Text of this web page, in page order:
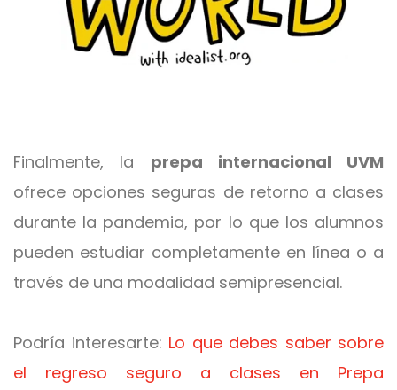
Finalmente, la prepa internacional UVM
ofrece opciones seguras de retorno a clases
durante la pandemia, por lo que los alumnos
pueden estudiar completamente en línea o a
través de una modalidad semipresencial.
Podría interesarte: Lo que debes saber sobre
el regreso seguro a clases en Prepa